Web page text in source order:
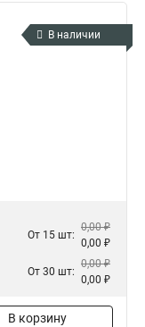
В наличии
От 15 шт:
0,00 ₽
0,00 ₽
От 30 шт:
0,00 ₽
0,00 ₽
В корзину